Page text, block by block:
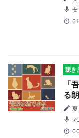
安田菜津紀（フォトジャーナリスト）, 佐藤慧（フォト
ジャ
聴き
「
る